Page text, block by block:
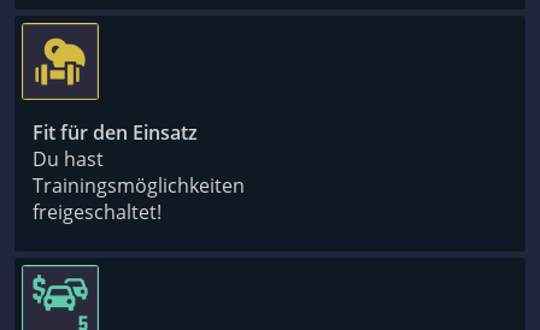
Fit für den Einsatz
Du hast
Trainingsmöglichkeiten
freigeschaltet!